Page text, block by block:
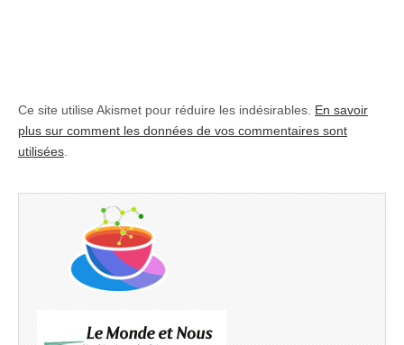
Ce site utilise Akismet pour réduire les indésirables. En savoir
plus sur comment les données de vos commentaires sont
utilisées